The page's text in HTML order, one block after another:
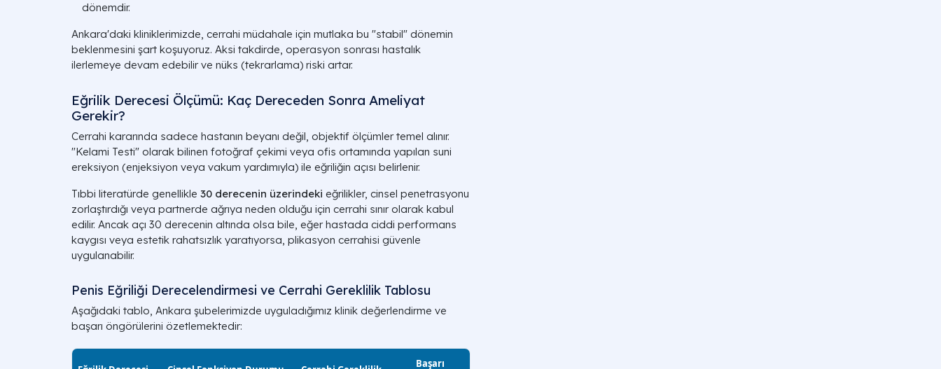
dönemdir.
Ankara'daki kliniklerimizde, cerrahi müdahale için mutlaka bu "stabil" dönemin
beklenmesini şart koşuyoruz. Aksi takdirde, operasyon sonrası hastalık
ilerlemeye devam edebilir ve nüks (tekrarlama) riski artar.
Eğrilik Derecesi Ölçümü: Kaç Dereceden Sonra Ameliyat
Gerekir?
Cerrahi kararında sadece hastanın beyanı değil, objektif ölçümler temel alınır.
"Kelami Testi" olarak bilinen fotoğraf çekimi veya ofis ortamında yapılan suni
ereksiyon (enjeksiyon veya vakum yardımıyla) ile eğriliğin açısı belirlenir.
Tıbbi literatürde genellikle 30 derecenin üzerindeki eğrilikler, cinsel penetrasyonu
zorlaştırdığı veya partnerde ağrıya neden olduğu için cerrahi sınır olarak kabul
edilir. Ancak açı 30 derecenin altında olsa bile, eğer hastada ciddi performans
kaygısı veya estetik rahatsızlık yaratıyorsa, plikasyon cerrahisi güvenle
uygulanabilir.
Penis Eğriliği Derecelendirmesi ve Cerrahi Gereklilik Tablosu
Aşağıdaki tablo, Ankara şubelerimizde uyguladığımız klinik değerlendirme ve
başarı öngörülerini özetlemektedir:
Başarı